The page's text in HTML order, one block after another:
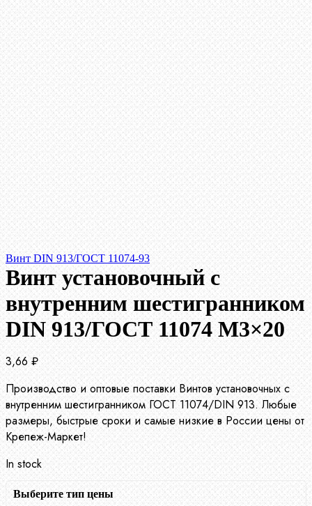
Винт DIN 913/ГОСТ 11074-93
Винт установочный с
внутренним шестигранником
DIN 913/ГОСТ 11074 М3×20
3,66 ₽
Производство и оптовые поставки Винтов установочных с
внутренним шестигранником ГОСТ 11074/DIN 913. Любые
размеры, быстрые сроки и самые низкие в России цены от
Крепеж-Маркет!
In stock
Выберите тип цены